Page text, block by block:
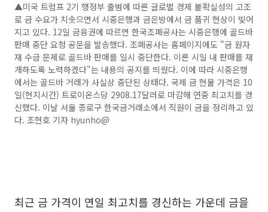
▲미국 트럼프 2기 행정부 출범에 따른 글로벌 경제 불확실성의 고조
로 금 수요가 치솟으면서 시중은행과 금은방에서 금 품귀 현상이 빚어
지고 있다. 12일 금융권에 따르면 한국조폐공사는 시중은행에 골드바
판매 중단 요청 공문을 발송했다. 조폐공사는 홈페이지에도 "금 원자
재 수급 문제로 골드바 판매를 일시 중단한다. 이른 시일 내 판매를 재
개하도록 노력하겠다"는 내용의 공지를 띄웠다. 이에 따라 시중은행
에서는 골드바 거래가 사실상 중단된 상태다. 국제 금 현물 가격은 10
일(현지시간) 트로이온스당 2908.17달러로 마감해 연중 최고치를 경
신했다. 이날 서울 종로구 한국금거래소에서 직원이 금을 정리하고 있
다. 조현호 기자 hyunho@
최근 금 가격이 연일 최고치를 경신하는 가운데 금을